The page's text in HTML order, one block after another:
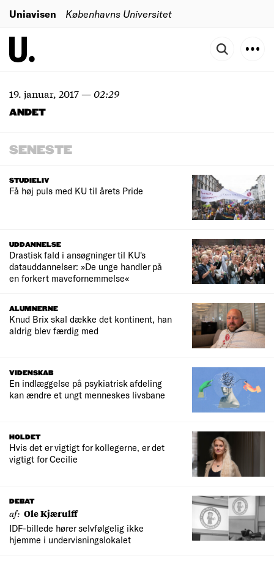
Uniavisen Københavns Universitet
19. januar, 2017—02:29
ANDET
SENESTE
STUDIELIV
Få høj puls med KU til årets Pride
UDDANNELSE
Drastisk fald i ansøgninger til KU's
datauddannelser: »De unge handler på
en forkert mavefornemmelse«
ALUMNERNE
Knud Brix skal dække det kontinent, han
aldrig blev færdig med
VIDENSKAB
En indlæggelse på psykiatrisk afdeling
kan ændre et ungt menneskes livsbane
HOLDET
Hvis det er vigtigt for kollegerne, er det
vigtigt for Cecilie
DEBAT
af: Ole Kjærulff
IDF-billede hører selvfølgelig ikke
hjemme i undervisningslokalet